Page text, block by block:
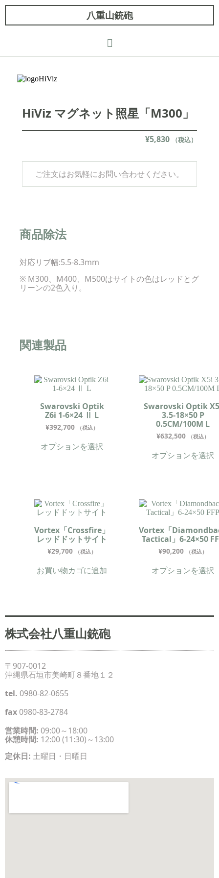
八重山銃砲
HiViz マグネット照星「M300」
¥5,830 （税込）
ご注文はお気軽にお問い合わせください。
商品除法
対応リブ幅:5.5-8.3mm
※ M300、M400、M500はサイトの色はレッドとグ
リーンの2色入り。
関連製品
Swarovski Optik
Z6i 1-6×24 Ⅱ L
¥392,700 （税込）
オプションを選択
Swarovski Optik
3.5-18×50 P
0.5CM/100M L
¥632,500 （税込）
オプションを選択
Vortex「Crossfire」
レッドドットサイト
¥29,700 （税込）
お買い物カゴに追加
Vortex「
Tactical」6-24×50
¥90,200 （税込）
オプションを選択
株式会社八重山銃砲
〒907-0012
沖縄県石垣市美崎町８番地１２
tel. 0980-82-0655
fax 0980-83-2784
営業時間: 09:00～18:00
休憩時間: 12:00 (11:30)～13:00
定休日: 土曜日・日曜日